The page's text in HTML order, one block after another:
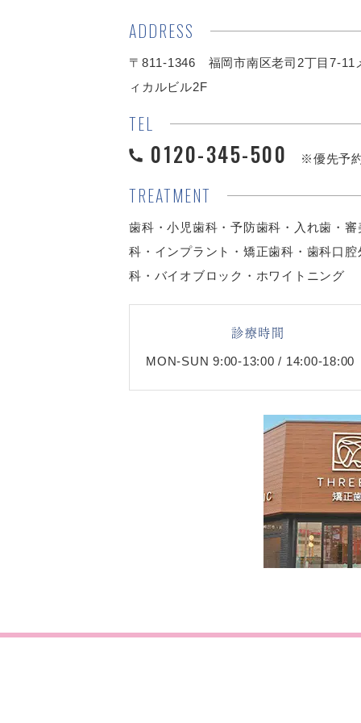
ADDRESS
〒811-1346 福岡市南区老司2丁目7-11
ィカルビル2F
TEL
0120-345-500 ※優先予
TREATMENT
歯科・小児歯科・予防歯科・入れ歯・審
科・インプラント・矯正歯科・歯科口腔
科・バイオブロック・ホワイトニング
診療時間
MON-SUN 9:00-13:00 / 14:00-18:00